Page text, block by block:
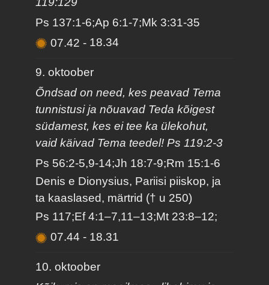
Ps 137:1-6;Ap 6:1-7;Mk 3:31-35
07.42- 18.34
9. oktoober
Õndsad on need, kes peavad Tema
tunnistusi ja nõuavad Teda kõigest
südamest, kes ei tee ka ülekohut,
vaid käivad Tema teedel! Ps 119:2-3
Ps 56:2-5,9-14;Jh 18:7-9;Rm 15:1-6
Denis e Dionysius, Pariisi piiskop, ja
ta kaaslased, märtrid († u 250)
Ps 117;Ef 4:1–7,11–13;Mt 23:8–12;
07.44- 18.31
10. oktoober